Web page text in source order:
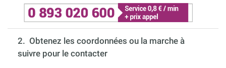
2. Obtenez les coordonnées ou la marche à
suivre pour le contacter